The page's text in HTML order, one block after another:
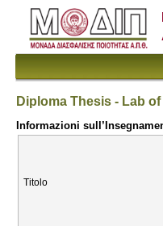
Diploma Thesis - Lab
Informazioni
Titolo